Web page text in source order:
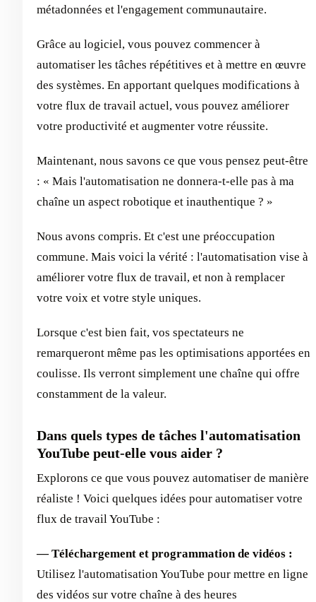
métadonnées et l'engagement communautaire.
Grâce au logiciel, vous pouvez commencer à
automatiser les tâches répétitives et à mettre en œuvre
des systèmes. En apportant quelques modifications à
votre flux de travail actuel, vous pouvez améliorer
votre productivité et augmenter votre réussite.
Maintenant, nous savons ce que vous pensez peut-être
: « Mais l'automatisation ne donnera-t-elle pas à ma
chaîne un aspect robotique et inauthentique ? »
Nous avons compris. Et c'est une préoccupation
commune. Mais voici la vérité : l'automatisation vise à
améliorer votre flux de travail, et non à remplacer
votre voix et votre style uniques.
Lorsque c'est bien fait, vos spectateurs ne
remarqueront même pas les optimisations apportées en
coulisse. Ils verront simplement une chaîne qui offre
constamment de la valeur.
Dans quels types de tâches l'automatisation
YouTube peut-elle vous aider ?
Explorons ce que vous pouvez automatiser de manière
réaliste ! Voici quelques idées pour automatiser votre
flux de travail YouTube :
— Téléchargement et programmation de vidéos :
Utilisez l'automatisation YouTube pour mettre en ligne
des vidéos sur votre chaîne à des heures